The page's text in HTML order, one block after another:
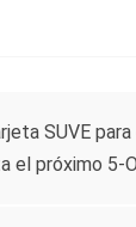
SUVE
el próximo 5-